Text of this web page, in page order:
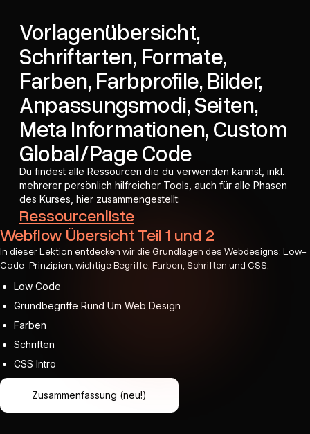
Vorlagenübersicht,
Schriftarten, Formate,
Farben, Farbprofile, Bilder,
Anpassungsmodi, Seiten,
Meta Informationen, Custom
Global/Page Code
Du findest alle Ressourcen die du verwenden kannst, inkl.
mehrerer persönlich hilfreicher Tools, auch für alle Phasen
des Kurses, hier zusammengestellt:
Ressourcenliste
Webflow Übersicht Teil 1 und 2
In dieser Lektion entdecken wir die Grundlagen des Webdesigns: Low-
Code-Prinzipien, wichtige Begriffe, Farben, Schriften und CSS.
Low Code
Grundbegriffe Rund Um Web Design
Farben
Schriften
CSS Intro
Zusammenfassung (neu!)